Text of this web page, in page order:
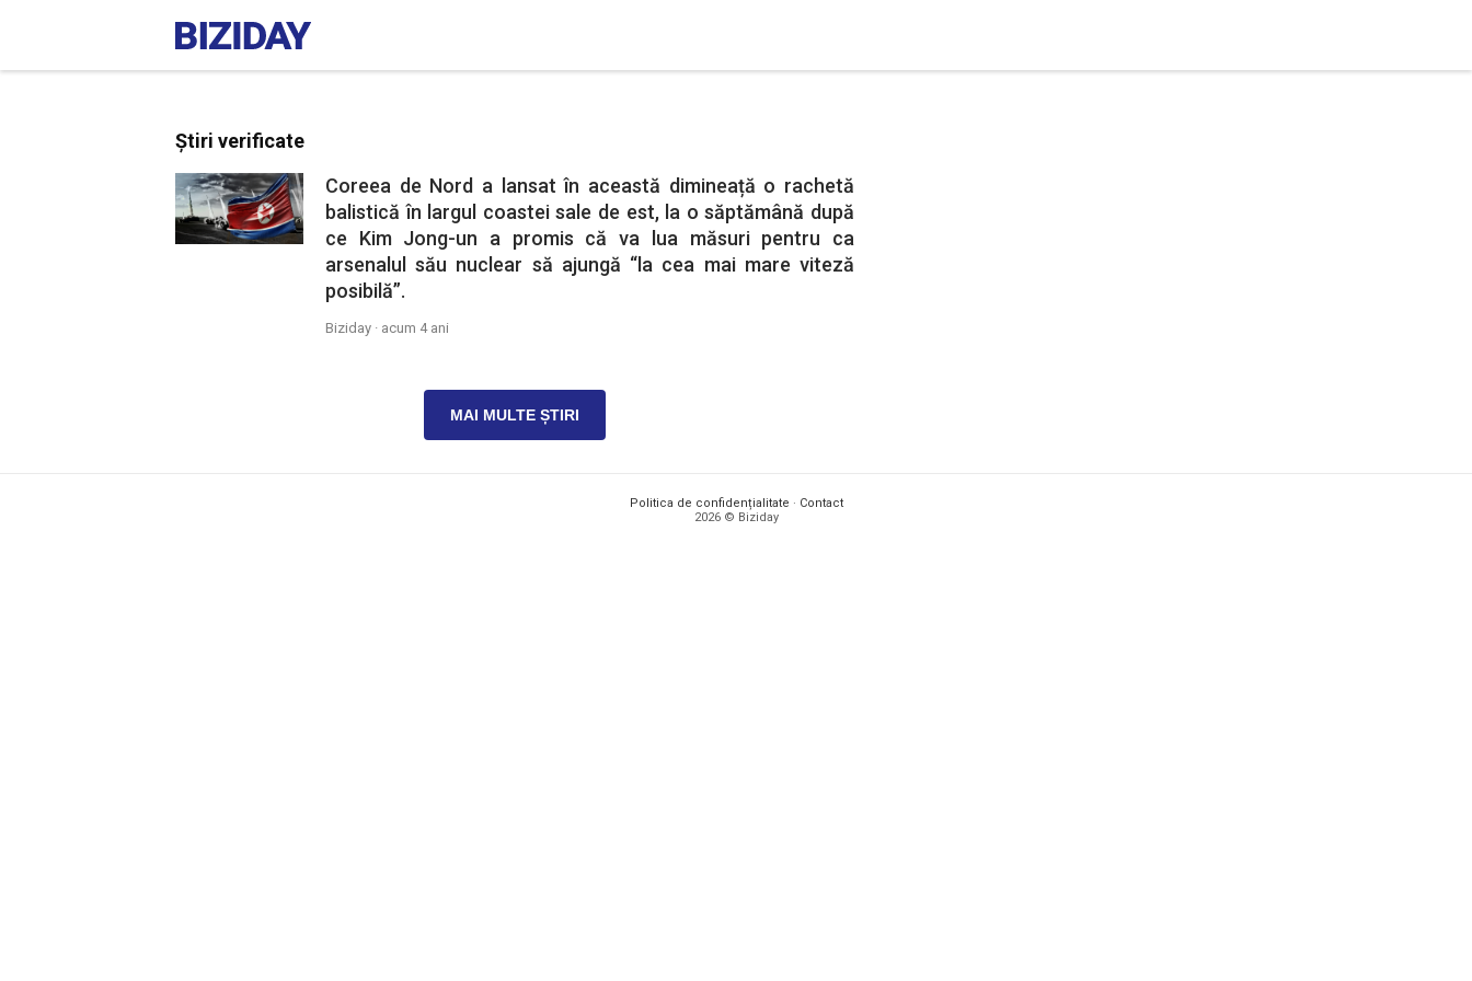
Știri verificate
Coreea de Nord a lansat în această dimineață o rachetă
balistică în largul coastei sale de est, la o săptămână după
ce Kim Jong-un a promis că va lua măsuri pentru ca
arsenalul său nuclear să ajungă “la cea mai mare viteză
posibilă”.
Biziday · acum 4 ani
MAI MULTE ȘTIRI
Politica de confidențialitate · Contact
2026 © Biziday